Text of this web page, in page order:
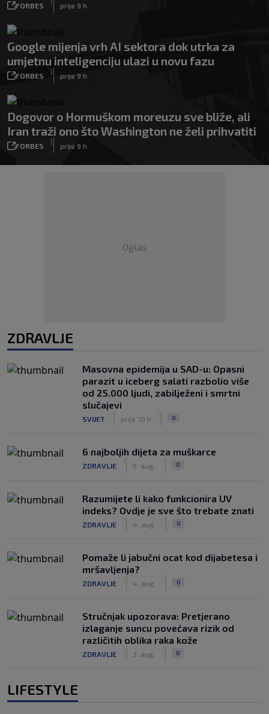
FORBES prije 9 h
Google mijenja vrh AI sektora dok utrka za
umjetnu inteligenciju ulazi u novu fazu
FORBES
|
prije 9 h
Dogovor o Hormuškom moreuzu sve bliže, ali
Iran traži ono što Washington ne želi prihvatiti
FORBES
|
prije 9 h
Oglas
ZDRAVLJE
Masovna epidemija u SAD-u: Opasni
parazit u iceberg salati razbolio više
od 25.000 ljudi, zabilježeni i smrtni
slučajevi
SVIJET prije 10 h 0
6 najboljih dijeta za muškarce
ZDRAVLJE 5. aug. 0
Razumijete li kako funkcionira UV
indeks? Ovdje je sve što trebate znati
ZDRAVLJE 4. aug. 0
Pomaže li jabučni ocat kod dijabetesa i
mršavljenja?
ZDRAVLJE 4. aug. 0
Stručnjak upozorava: Pretjerano
izlaganje suncu povećava rizik od
različitih oblika raka kože
ZDRAVLJE 3. aug. 0
LIFESTYLE